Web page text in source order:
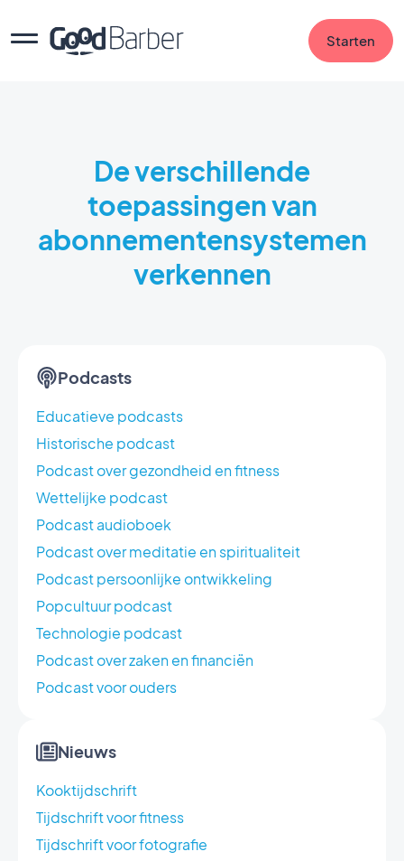
Starten
De verschillende
toepassingen van
abonnementensystemen
verkennen
Podcasts
Educatieve podcasts
Historische podcast
Podcast over gezondheid en fitness
Wettelijke podcast
Podcast audioboek
Podcast over meditatie en spiritualiteit
Podcast persoonlijke ontwikkeling
Popcultuur podcast
Technologie podcast
Podcast over zaken en financiën
Podcast voor ouders
Nieuws
Kooktijdschrift
Tijdschrift voor fitness
Tijdschrift voor fotografie